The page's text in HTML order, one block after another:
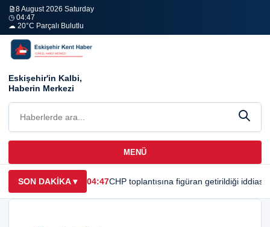
8 August 2026 Saturday
◷ 04:47
☁ 20°C Parçalı Bulutlu
Eskişehir'in Kalbi,
Haberin Merkezi
MENÜ
SON DAKİKA▾ 04:47CHP toplantısına figüran getirildiği